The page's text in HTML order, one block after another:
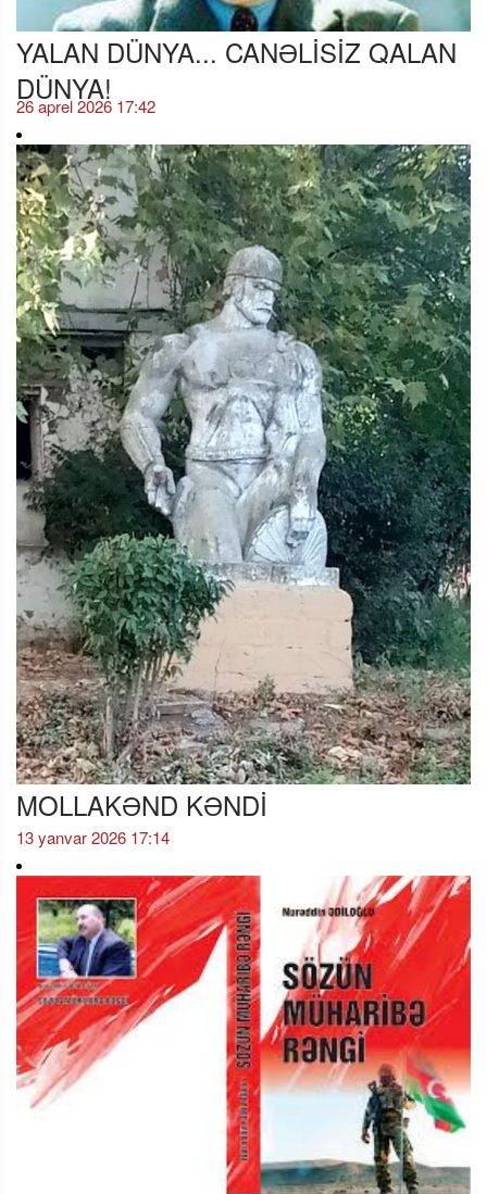
YALAN DÜNYA... CANƏLİSİZ QALAN
DÜNYA!
26 aprel 2026 17:42
MOLLAKƏND KƏNDİ
13 yanvar 2026 17:14